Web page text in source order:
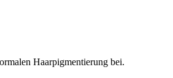
Haarpigmentierung bei.